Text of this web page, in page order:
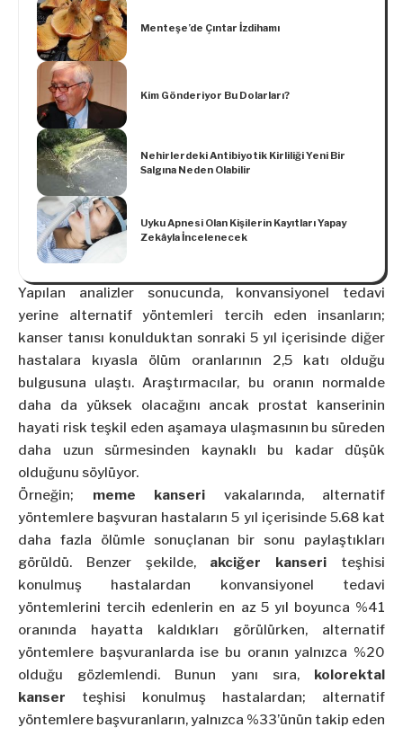
Menteşe’de Çıntar İzdihamı
Kim Gönderiyor Bu Dolarları?
Nehirlerdeki Antibiyotik Kirliliği Yeni Bir
Salgına Neden Olabilir
Uyku Apnesi Olan Kişilerin Kayıtları Yapay
Zekâyla İncelenecek
Yapılan analizler sonucunda, konvansiyonel tedavi
yerine alternatif yöntemleri tercih eden insanların;
kanser tanısı konulduktan sonraki 5 yıl içerisinde diğer
hastalara kıyasla ölüm oranlarının 2,5 katı olduğu
bulgusuna ulaştı. Araştırmacılar, bu oranın normalde
daha da yüksek olacağını ancak prostat kanserinin
hayati risk teşkil eden aşamaya ulaşmasının bu süreden
daha uzun sürmesinden kaynaklı bu kadar düşük
olduğunu söylüyor.
Örneğin; meme kanseri vakalarında, alternatif
yöntemlere başvuran hastaların 5 yıl içerisinde 5.68 kat
daha fazla ölümle sonuçlanan bir sonu paylaştıkları
görüldü. Benzer şekilde, akciğer kanseri teşhisi
konulmuş hastalardan konvansiyonel tedavi
yöntemlerini tercih edenlerin en az 5 yıl boyunca %41
oranında hayatta kaldıkları görülürken, alternatif
yöntemlere başvuranlarda ise bu oranın yalnızca %20
olduğu gözlemlendi. Bunun yanı sıra, kolorektal
kanser teşhisi konulmuş hastalardan; alternatif
yöntemlere başvuranların, yalnızca %33’ünün takip eden